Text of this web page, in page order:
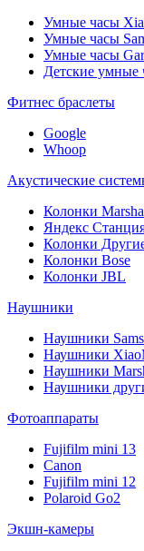
Умные часы
Умные часы
Умные часы
Детские умные
Фитнес браслеты
Google
Whoop
Акустические
Колонки
Яндекс
Колонки
Колонки Bose
Колонки JBL
Наушники
Наушники
Наушники
Наушники
Наушники
Фотоаппараты
Fujifilm mini 13
Canon
Fujifilm mini 12
Polaroid Go2
Экшн-камеры